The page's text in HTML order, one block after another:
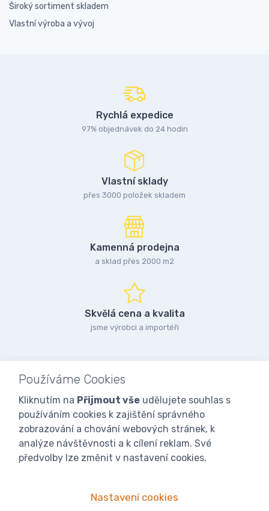
Široký sortiment skladem
Vlastní výroba a vývoj
Rychlá expedice
97% objednávek do 24 hodin
Vlastní sklady
přes 3000 položek skladem
Kamenná prodejna
a sklad přes 2000 m2
Skvělá cena a kvalita
jsme výrobci a importéři
Používáme Cookies
Kliknutím na Přijmout vše udělujete souhlas s
používáním cookies k zajištění správného
zobrazování a chování webových stránek, k
analýze návštěvnosti a k cílení reklam. Své
předvolby lze změnit v nastavení cookies.
Nastavení cookies